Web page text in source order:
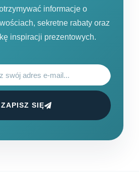
informacje o
sekretne rabaty oraz
inspiracji prezentowych.
ZAPISZ SIĘ